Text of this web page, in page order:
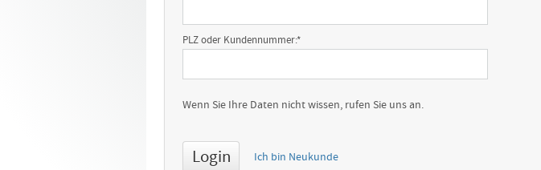
PLZ oder Kundennummer:*
Wenn Sie Ihre Daten nicht wissen, rufen Sie uns an.
Ich bin Neukunde